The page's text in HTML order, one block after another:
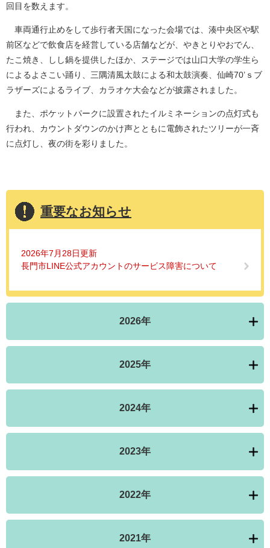
回目を数えます。
車両通行止めをして歩行者天国になった会場では、湊中央区や駅
前区などで飲食店を経営している店舗などが、やきとりやおでん、
たこ焼き、しし鍋を提供したほか、ステージでは山口大学の学生ら
によるよさこい踊り、三隅清風太鼓による和太鼓演奏、仙崎70’ｓブ
ラザーズによるライブ、カラオケ大会などが披露されました。
また、ポケットパークに設置されたイルミネーションの点灯式も
行われ、カウントダウンのかけ声とともに電飾されたツリーが一斉
に点灯し、夜の街を彩りました。
重要なお知らせ
2026年7月28日更新
長門市LINE公式アカウントのサービス障害について
2026年
2025年
2024年
2023年
2022年
2021年